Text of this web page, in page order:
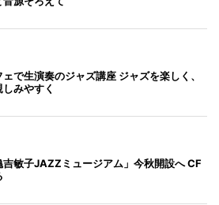
で生演奏のジャズ講座 ジャズを楽しく、
みやすく
吉敏子JAZZミュージアム」今秋開設へ CF